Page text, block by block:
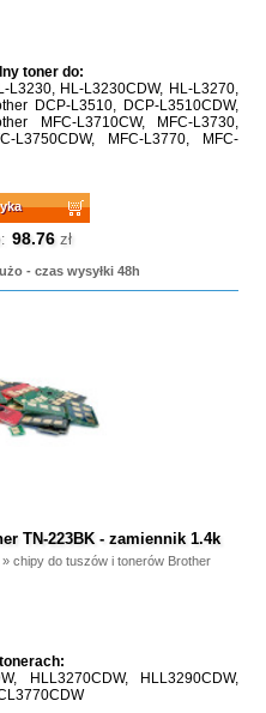
toner do:
L3230, HL-L3230CDW, HL-L3270,
DCP-L3510, DCP-L3510CDW,
MFC-L3710CW, MFC-L3730,
L3750CDW, MFC-L3770, MFC-
98.76 zł
- czas wysyłki 48h
TN-223BK - zamiennik 1.4k
»chipy do tuszów i tonerów Brother
HLL3270CDW, HLL3290CDW,